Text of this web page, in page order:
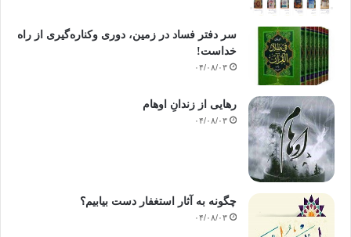
سر دفتر فساد در زمین‌، دوری وکناره‌گیری از راه
خداست‌!
۰۴/۰۸/۰۳
رهایی از زندانِ اوهام
۰۴/۰۸/۰۳
چگونه به آثار استغفار دست بیابیم؟
۰۴/۰۸/۰۳